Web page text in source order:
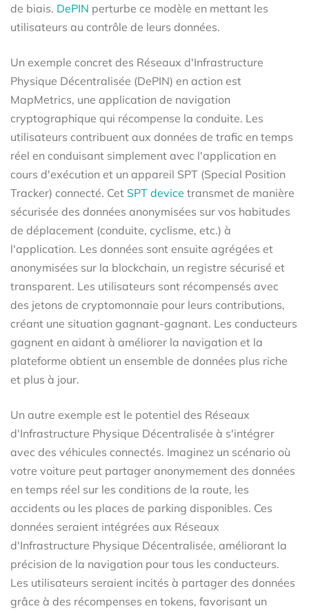
de biais. DePIN perturbe ce modèle en mettant les
utilisateurs au contrôle de leurs données.
Un exemple concret des Réseaux d'Infrastructure
Physique Décentralisée (DePIN) en action est
MapMetrics, une application de navigation
cryptographique qui récompense la conduite. Les
utilisateurs contribuent aux données de trafic en temps
réel en conduisant simplement avec l'application en
cours d'exécution et un appareil SPT (Special Position
Tracker) connecté. Cet SPT device transmet de manière
sécurisée des données anonymisées sur vos habitudes
de déplacement (conduite, cyclisme, etc.) à
l'application. Les données sont ensuite agrégées et
anonymisées sur la blockchain, un registre sécurisé et
transparent. Les utilisateurs sont récompensés avec
des jetons de cryptomonnaie pour leurs contributions,
créant une situation gagnant-gagnant. Les conducteurs
gagnent en aidant à améliorer la navigation et la
plateforme obtient un ensemble de données plus riche
et plus à jour.
Un autre exemple est le potentiel des Réseaux
d'Infrastructure Physique Décentralisée à s'intégrer
avec des véhicules connectés. Imaginez un scénario où
votre voiture peut partager anonymement des données
en temps réel sur les conditions de la route, les
accidents ou les places de parking disponibles. Ces
données seraient intégrées aux Réseaux
d'Infrastructure Physique Décentralisée, améliorant la
précision de la navigation pour tous les conducteurs.
Les utilisateurs seraient incités à partager des données
grâce à des récompenses en tokens, favorisant un